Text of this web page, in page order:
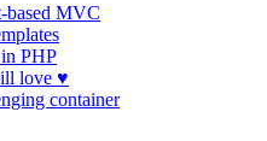
based MVC
PHP
love ♥
container